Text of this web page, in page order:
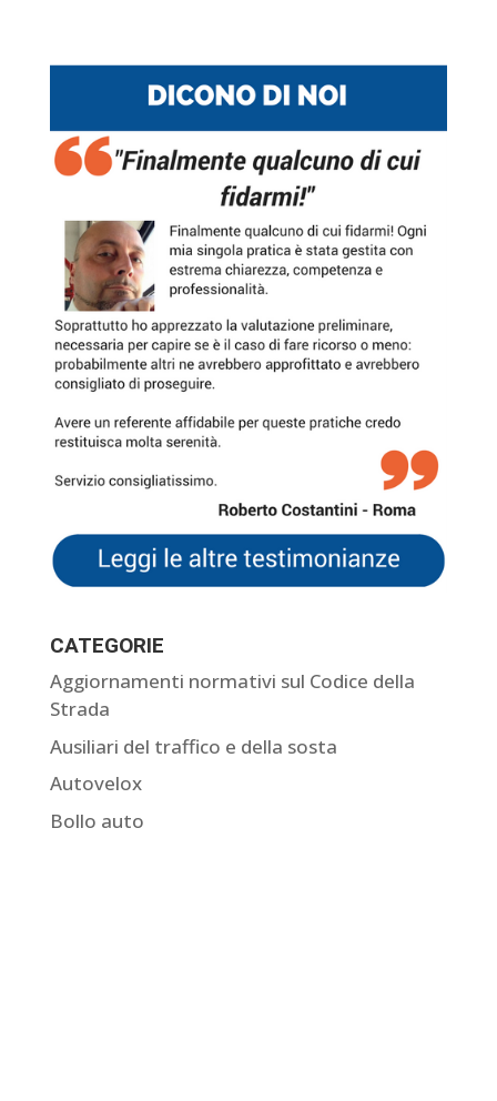
CATEGORIE
Aggiornamenti normativi sul Codice della
Strada
Ausiliari del traffico e della sosta
Autovelox
Bollo auto